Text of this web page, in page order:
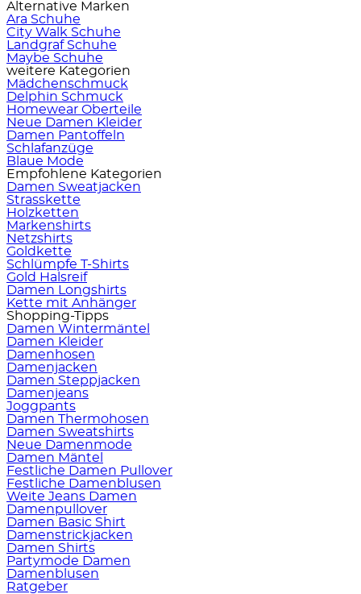
Alternative Marken
Ara Schuhe
City Walk Schuhe
Landgraf Schuhe
Maybe Schuhe
weitere Kategorien
Mädchenschmuck
Delphin Schmuck
Homewear Oberteile
Neue Damen Kleider
Damen Pantoffeln
Schlafanzüge
Blaue Mode
Empfohlene Kategorien
Damen Sweatjacken
Strasskette
Holzketten
Markenshirts
Netzshirts
Goldkette
Schlümpfe T-Shirts
Gold Halsreif
Damen Longshirts
Kette mit Anhänger
Shopping-Tipps
Damen Wintermäntel
Damen Kleider
Damenhosen
Damenjacken
Damen Steppjacken
Damenjeans
Joggpants
Damen Thermohosen
Damen Sweatshirts
Neue Damenmode
Damen Mäntel
Festliche Damen Pullover
Festliche Damenblusen
Weite Jeans Damen
Damenpullover
Damen Basic Shirt
Damenstrickjacken
Damen Shirts
Partymode Damen
Damenblusen
Ratgeber